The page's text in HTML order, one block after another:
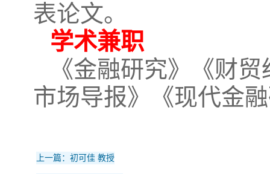
表论文。
学术兼职
《金融研究》《财
市场导报》《现代金
上一篇：初可佳 教授